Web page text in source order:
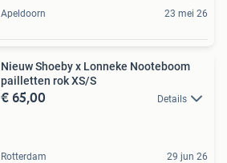
Apeldoorn 23 mei 26
Nieuw Shoeby x Lonneke Nooteboom
pailletten rok XS/S
€ 65,00 Details
Rotterdam 29 jun 26